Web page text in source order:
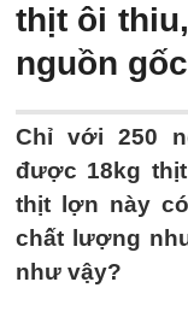
thịt ôi
nguồn
Chỉ với 250
được 18kg
thịt lợn này
chất lượng
như vậy?